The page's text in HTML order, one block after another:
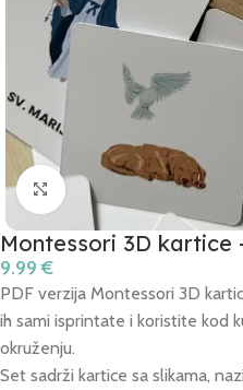
Click to enlarge
Montessori 3D kartice
9.99€
PDF verzija Montessori 3D
ih sami isprintate i koristite kod
okruženju.
Set sadrži kartice sa slikama,